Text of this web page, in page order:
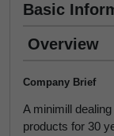
Basic
Overview
Company Brief
A minimill
products for 30